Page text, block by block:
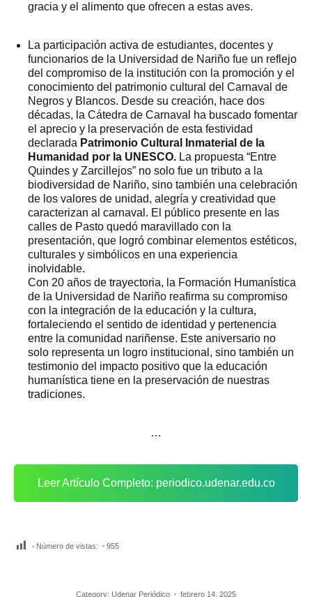
gracia y el alimento que ofrecen a estas aves.
La participación activa de estudiantes, docentes y
funcionarios de la Universidad de Nariño fue un reflejo
del compromiso de la institución con la promoción y el
conocimiento del patrimonio cultural del Carnaval de
Negros y Blancos. Desde su creación, hace dos
décadas, la Cátedra de Carnaval ha buscado fomentar
el aprecio y la preservación de esta festividad
declarada Patrimonio Cultural Inmaterial de la
Humanidad por la UNESCO. La propuesta “Entre
Quindes y Zarcillejos” no solo fue un tributo a la
biodiversidad de Nariño, sino también una celebración
de los valores de unidad, alegría y creatividad que
caracterizan al carnaval. El público presente en las
calles de Pasto quedó maravillado con la
presentación, que logró combinar elementos estéticos,
culturales y simbólicos en una experiencia
inolvidable.
Con 20 años de trayectoria, la Formación Humanística
de la Universidad de Nariño reafirma su compromiso
con la integración de la educación y la cultura,
fortaleciendo el sentido de identidad y pertenencia
entre la comunidad nariñense. Este aniversario no
solo representa un logro institucional, sino también un
testimonio del impacto positivo que la educación
humanística tiene en la preservación de nuestras
tradiciones.
…
Leer Artículo Completo: periodico.udenar.edu.co
Número de vistas: 955
Category: Udenar Periódico febrero 14, 2025